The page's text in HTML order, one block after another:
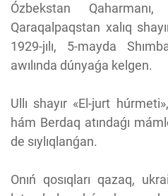
Ózbekstan
Qaraqalpaqstan xalıq
1929-jılı, 5-mayda
awılında dúnyaǵa kelgen.
Ullı shayır «El-jurt
hám Berdaq atındaǵı
de sıylıqlanǵan.
Onıń qosıqları qazaq,